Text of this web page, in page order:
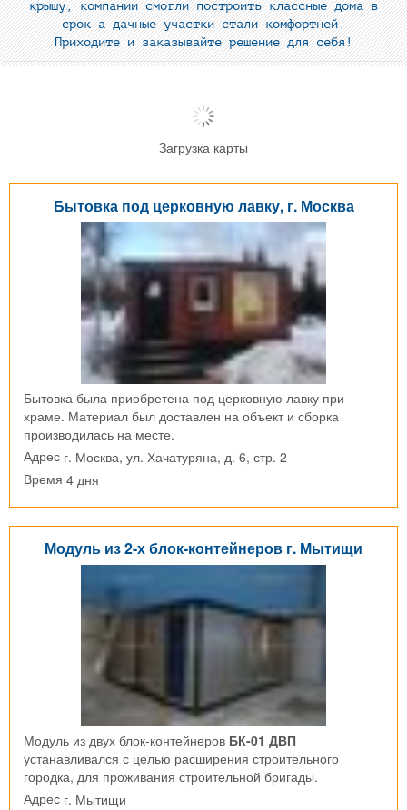
крышу, компании смогли построить классные дома в
срок а дачные участки стали комфортней.
Приходите и заказывайте решение для себя!
Загрузка карты
Бытовка под церковную лавку, г. Москва
Бытовка была приобретена под церковную лавку при
храме. Материал был доставлен на объект и сборка
производилась на месте.
Адрес г. Москва, ул. Хачатуряна, д. 6, стр. 2
Время 4 дня
Модуль из 2-х блок-контейнеров г. Мытищи
Модуль из двух блок-контейнеров БК-01 ДВП
устанавливался с целью расширения строительного
городка, для проживания строительной бригады.
Адрес г. Мытищи